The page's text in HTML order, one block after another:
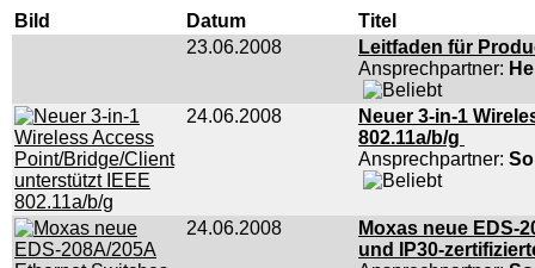
Bild Datum
Titel
23.06.2008
Leitfaden für
Ansprechpartner:
24.06.2008
Neuer 3-in-1
802.11a/b/g
Ansprechpartner:
24.06.2008
Moxas neue EDS-
und IP30-